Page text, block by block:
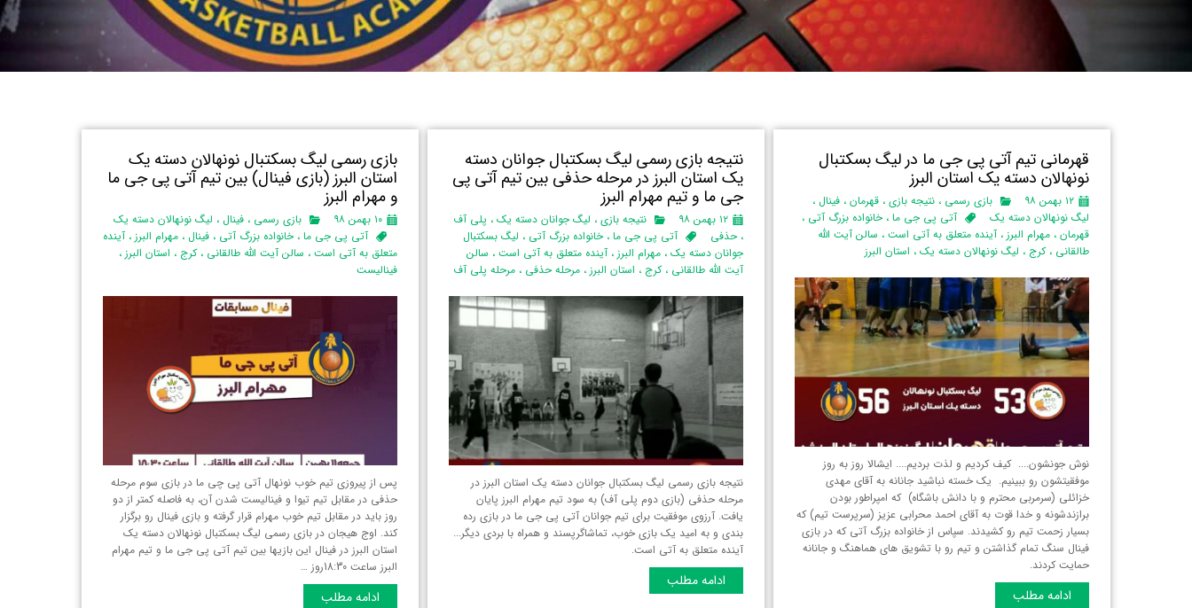
قهرمانی تیم آتی پی جی ما در لیگ بسکتبال
نونهالان دسته یک استان البرز‌
۱۲ بهمن ۹۸ بازی رسمی ، نتیجه بازی ، قهرمان ، فینال ،
لیگ نونهالان دسته یک
آتی پی جی ما ، خانواده بزرگ آتی ،
قهرمان ، مهرام البرز ، آینده متعلق به آتی است ، سالن آیت الله
طالقانی ،کرج ، لیگ نونهالان دسته یک ، استان البرز‌
نوش جونشون.... کیف کردیم و لذت بردیم.... ایشالا روز به روز
موفقیتشون رو ببینیم. یک خسته نباشید جانانه به آقای مهدی
خزائلی (سرمربی محترم و با دانش باشگاه) که امپراطور بودن
برازندشونه و خدا قوت به آقای احمد محرابی عزیز (سرپرست تیم) که
بسیار زحمت تیم رو کشیدند. سپاس از خانواده‌ بزرگ آتی که در بازی
فینال سنگ تمام گذاشتن و تیم رو با تشویق های هماهنگ و جانانه
حمایت کردند.
ادامه مطلب
نتیجه بازی رسمی لیگ بسکتبال جوانان دسته
یک استان البرز‌ در مرحله حذفی بین تیم آتی پی
جی ما و تیم مهرام البرز
۱۲ بهمن ۹۸ نتیجه بازی، لیگ جوانان دسته یک، پلی آف
، حذفی آتی پی جی ما، خانواده بزرگ آتی ، لیگ بسکتبال
جوانان دسته یک، مهرام البرز، آینده متعلق به آتی است، سالن
آیت الله طالقانی ،کرج ، استان البرز‌، مرحله حذفی ، مرحله پلی آف
نتیجه بازی رسمی لیگ بسکتبال جوانان دسته یک استان البرز‌ در
مرحله حذفی (بازی دوم پلی آف) به سود تیم مهرام البرز پایان
یافت. آرزوی موفقیت برای تیم جوانان آتی پی جی ما در بازی رده
بندی و به امید یک بازی خوب، تماشاگرپسند و همراه با بردی دیگر...
آینده متعلق به آتی است.
ادامه مطلب
بازی رسمی لیگ بسکتبال نونهالان دسته یک
استان البرز‌ (بازی فینال) بین تیم آتی پی جی ما
و مهرام البرز
۱۰ بهمن ۹۸ بازی رسمی ، فینال ، لیگ نونهالان دسته یک
آتی پی جی ما، خانواده بزرگ آتی ، فینال ، مهرام البرز، آینده
متعلق به آتی است، سالن آیت الله طالقانی ،کرج ، استان البرز‌،
فینالیست
پس از پیروزی تیم خوب نونهال آتی پی چی ما در بازی سوم مرحله
حذفی در مقابل تیم تیوا و فینالیست شدن آن، به فاصله کمتر از دو
روز باید در مقابل تیم خوب مهرام قرار گرفته و بازی فینال رو برگزار
کند. اوج هیجان در بازی رسمی لیگ بسکتبال نونهالان دسته یک
استان البرز‌ در فینال این بازیها بین تیم آتی پی جی ما و تیم مهرام
البرز ساعت 18:30روز …
ادامه مطلب